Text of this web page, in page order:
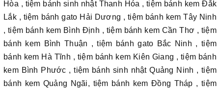
Hòa , tiệm bánh sinh nhật Thanh Hóa , tiệm bánh kem Đắk
Lắk , tiệm bánh gato Hải Dương , tiệm bánh kem Tây Ninh
, tiệm bánh kem Bình Định , tiệm bánh kem Cần Thơ , tiệm
bánh kem Bình Thuận , tiệm bánh gato Bắc Ninh , tiệm
bánh kem Hà Tĩnh , tiệm bánh kem Kiên Giang , tiệm bánh
kem Bình Phước , tiệm bánh sinh nhật Quảng Ninh , tiệm
bánh kem Quảng Ngãi, tiệm bánh kem Đồng Tháp , tiệm